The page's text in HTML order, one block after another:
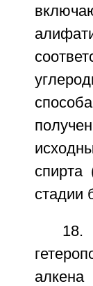
спирта
стадии
алкена